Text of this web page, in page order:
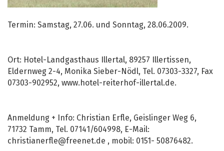
Termin: Samstag, 27.06. und Sonntag, 28.06.2009.
Ort: Hotel-Landgasthaus Illertal, 89257 Illertissen,
Eldernweg 2-4, Monika Sieber-Nödl, Tel. 07303-3327, Fax
07303-902952, www.hotel-reiterhof-illertal.de.
Anmeldung + Info: Christian Erfle, Geislinger Weg 6,
71732 Tamm, Tel. 07141/604998, E-Mail:
christianerfle@freenet.de , mobil: 0151- 50876482.